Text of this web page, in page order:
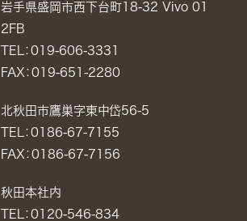
岩手県盛岡市西下台町18-32 Vivo 01
2FB
TEL：019-606-3331
FAX：019-651-2280
北秋田市鷹巣字東中岱56-5
TEL：0186-67-7155
FAX：0186-67-7156
秋田本社内
TEL：0120-546-834